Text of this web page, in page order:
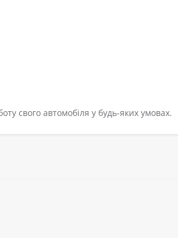
свого автомобіля у будь-яких умовах.